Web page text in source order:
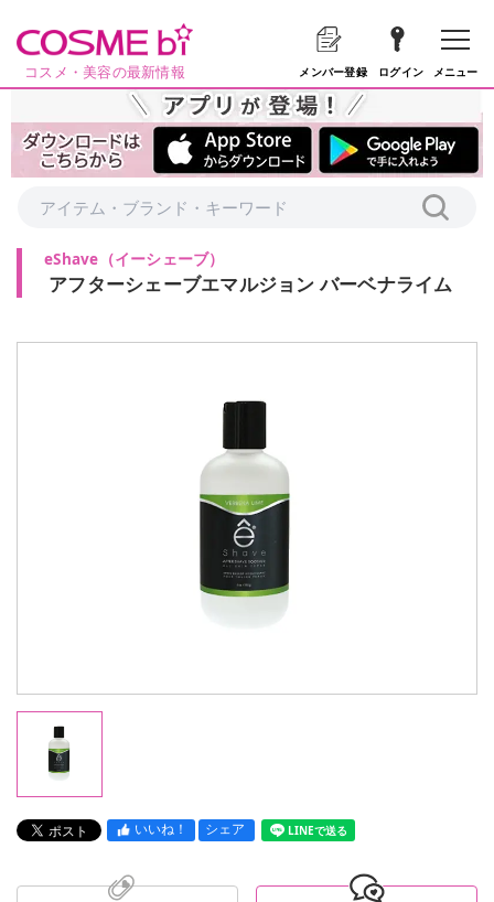
コスメ・美容の最新情報 メンバー登録 ログイン メニュー
eShave （イーシェーブ）
アフターシェーブエマルジョン バーベナライム
いいね！ シェア LINEで送る